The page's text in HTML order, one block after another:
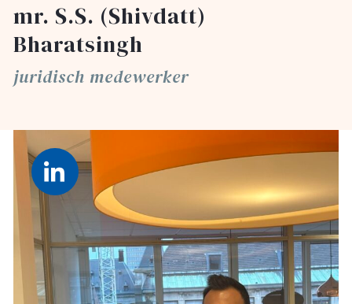
mr. S.S. (Shivdatt)
Bharatsingh
juridisch medewerker